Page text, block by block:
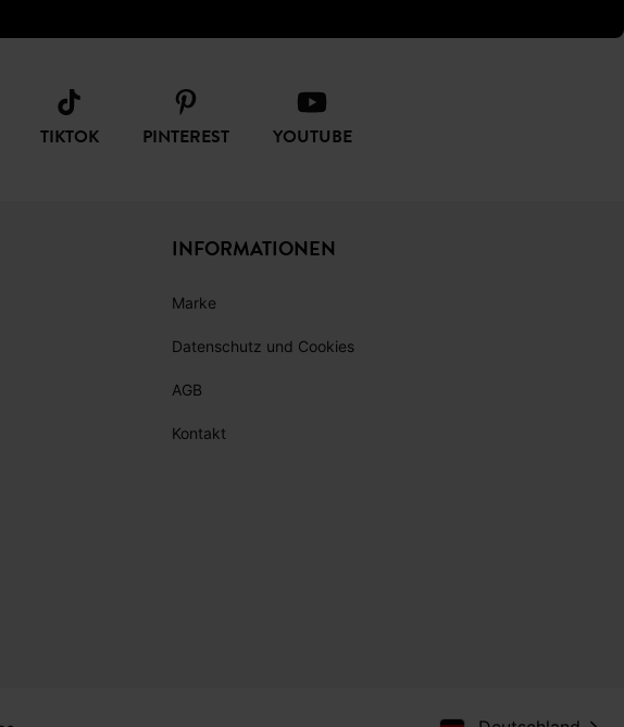
TIKTOK PINTEREST YOUTUBE
INFORMATIONEN
Marke
Datenschutz und Cookies
AGB
Kontakt